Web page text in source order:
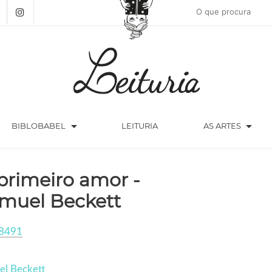
BIBLOBABEL arrow_drop_down LEITURIA AS ARTES arrow_drop_down
amor -
Beckett
Beckett